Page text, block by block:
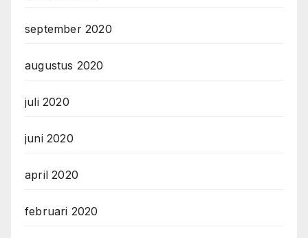
september 2020
augustus 2020
juli 2020
juni 2020
april 2020
februari 2020